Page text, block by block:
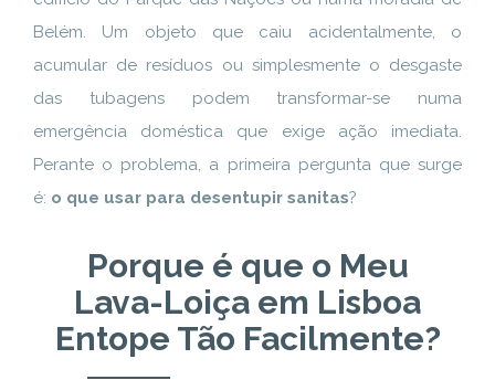
Belém. Um objeto que caiu acidentalmente, o
acumular de resíduos ou simplesmente o desgaste
das tubagens podem transformar-se numa
emergência doméstica que exige ação imediata.
Perante o problema, a primeira pergunta que surge
é: o que usar para desentupir sanitas?
Porque é que o Meu
Lava-Loiça em Lisboa
Entope Tão Facilmente?